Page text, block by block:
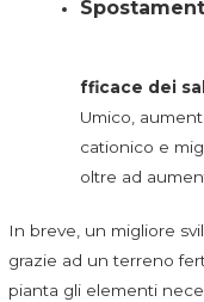
fficace dei
Umico,
cationico e
oltre ad
In breve, un migliore
grazie ad un terreno
pianta gli elementi